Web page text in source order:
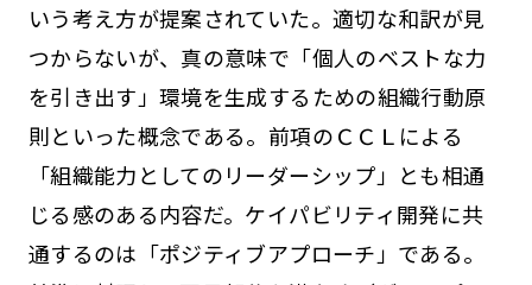
いう考え方が提案されていた。適切な和訳が見
つからないが、真の意味で「個人のベストな力
を引き出す」環境を生成するための組織行動原
則といった概念である。前項のＣＣＬによる
「組織能力としてのリーダーシップ」とも相通
じる感のある内容だ。ケイパビリティ開発に共
通するのは「ポジティブアプローチ」である。